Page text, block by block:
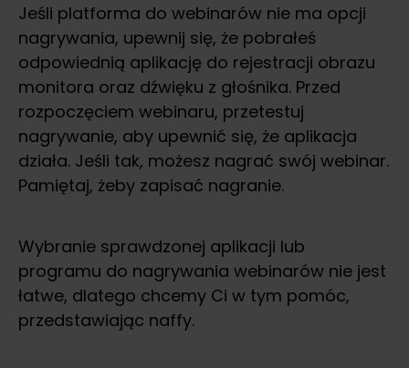
Jeśli platforma do webinarów nie ma opcji
nagrywania, upewnij się, że pobrałeś
odpowiednią aplikację do rejestracji obrazu
monitora oraz dźwięku z głośnika. Przed
rozpoczęciem webinaru, przetestuj
nagrywanie, aby upewnić się, że aplikacja
działa. Jeśli tak, możesz nagrać swój webinar.
Pamiętaj, żeby zapisać nagranie.
Wybranie sprawdzonej aplikacji lub
programu do nagrywania webinarów nie jest
łatwe, dlatego chcemy Ci w tym pomóc,
przedstawiając naffy.